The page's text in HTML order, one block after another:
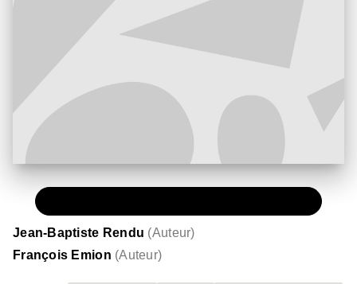
Jean-Baptiste Rendu (Auteur)
François Emion (Auteur)